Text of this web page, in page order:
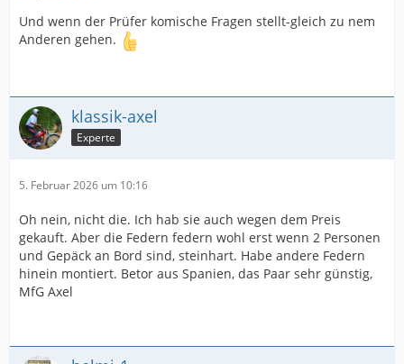
Und wenn der Prüfer komische Fragen stellt-gleich zu nem
Anderen gehen.
klassik-axel
Experte
5. Februar 2026 um 10:16
Oh nein, nicht die. Ich hab sie auch wegen dem Preis
gekauft. Aber die Federn federn wohl erst wenn 2 Personen
und Gepäck an Bord sind, steinhart. Habe andere Federn
hinein montiert. Betor aus Spanien, das Paar sehr günstig,
MfG Axel